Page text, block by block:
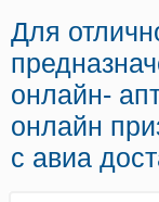
Для
онлайн-
онлайн
с авиа